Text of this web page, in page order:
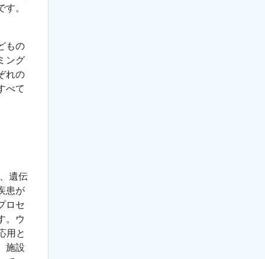
。
もの
ング
れの
べて
遺伝
患が
ロセ
。ウ
用と
施設